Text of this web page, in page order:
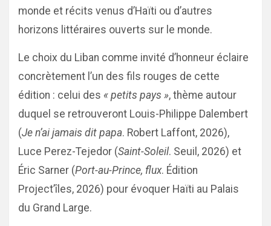
monde et récits venus d’Haïti ou d’autres
horizons littéraires ouverts sur le monde.
Le choix du Liban comme invité d’honneur éclaire
concrètement l’un des fils rouges de cette
édition : celui des « petits pays », thème autour
duquel se retrouveront Louis-Philippe Dalembert
(Je n’ai jamais dit papa. Robert Laffont, 2026),
Luce Perez-Tejedor (Saint-Soleil. Seuil, 2026) et
Éric Sarner (Port-au-Prince, flux. Édition
Project’îles, 2026) pour évoquer Haïti au Palais
du Grand Large.